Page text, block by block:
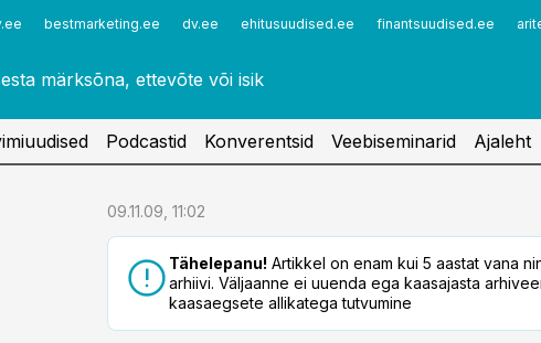
bestmarketing.ee dv.ee ehitusuudised.ee finantsuudised.ee
Vaktsineerimine
Podcastid Konverentsid Veebiseminarid Ajaleht
09.11.09, 11:02
Tähelepanu! Artikkel on enam kui 5 aastat vana
arhiivi. Väljaanne ei uuenda ega kaasajasta
kaasaegsete allikatega tutvumine